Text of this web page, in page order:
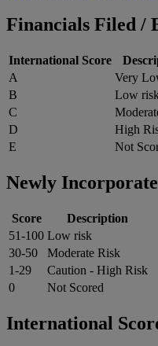
Financials Filed /
International Score
A
Very
B
Low
C
D
High
E
Not
Newly
Score
Description
51-100 Low risk
30-50
Moderate Risk
1-29
Caution - High Risk
0
Not Scored
International